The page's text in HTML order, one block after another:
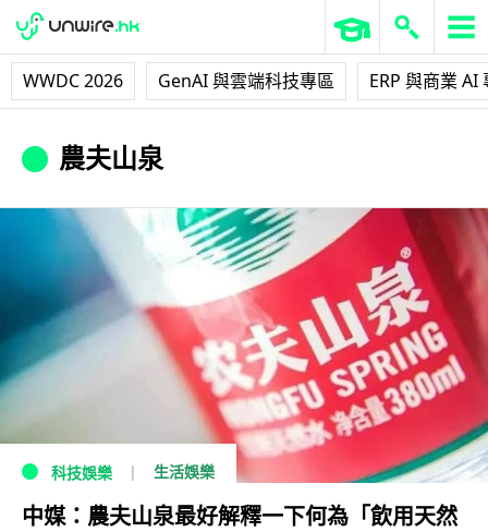
WWDC 2026 GenAI 與雲端科技專區 ERP 與商業 AI
農夫山泉
科技娛樂 生活娛樂
中媒：農夫山泉最好解釋一下何為「飲用天然